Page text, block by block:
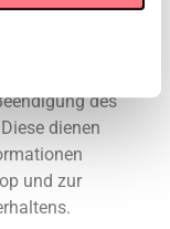
des
dienen
und zur